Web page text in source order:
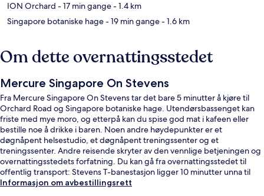
ION Orchard - 17 min gange- 1.4 km
Singapore botaniske hage- 19 min gange- 1.6 km
Om dette overnattingsstedet
Mercure Singapore On Stevens
Fra Mercure Singapore On Stevens tar det bare 5 minutter å kjøre til
Orchard Road og Singapore botaniske hage. Utendørsbassenget kan
friste med mye moro, og etterpå kan du spise god mat i kafeen eller
bestille noe å drikke i baren. Noen andre høydepunkter er et
døgnåpent helsestudio, et døgnåpent treningssenter og et
treningssenter. Andre reisende skryter av den vennlige betjeningen og
overnattingsstedets forfatning. Du kan gå fra overnattingsstedet til
offentlig transport: Stevens T-banestasjon ligger 10 minutter unna til
fots.
Informasjon om avbestillingsrett